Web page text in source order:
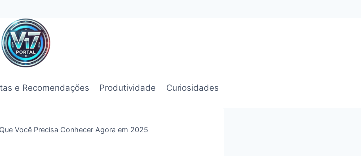
e Recomendações Produtividade Curiosidades
Você Precisa Conhecer Agora em 2025